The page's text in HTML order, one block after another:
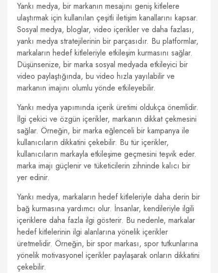
Yankı medya, bir markanın mesajını geniş kitlelere
ulaştırmak için kullanılan çeşitli iletişim kanallarını kapsar.
Sosyal medya, bloglar, video içerikler ve daha fazlası,
yankı medya stratejilerinin bir parçasıdır. Bu platformlar,
markaların hedef kitleleriyle etkileşim kurmasını sağlar.
Düşünsenize, bir marka sosyal medyada etkileyici bir
video paylaştığında, bu video hızla yayılabilir ve
markanın imajını olumlu yönde etkileyebilir.
Yankı medya yapımında içerik üretimi oldukça önemlidir.
İlgi çekici ve özgün içerikler, markanın dikkat çekmesini
sağlar. Örneğin, bir marka eğlenceli bir kampanya ile
kullanıcıların dikkatini çekebilir. Bu tür içerikler,
kullanıcıların markayla etkileşime geçmesini teşvik eder.
marka imajı güçlenir ve tüketicilerin zihninde kalıcı bir
yer edinir.
Yankı medya, markaların hedef kitleleriyle daha derin bir
bağ kurmasına yardımcı olur. İnsanlar, kendileriyle ilgili
içeriklere daha fazla ilgi gösterir. Bu nedenle, markalar
hedef kitlelerinin ilgi alanlarına yönelik içerikler
üretmelidir. Örneğin, bir spor markası, spor tutkunlarına
yönelik motivasyonel içerikler paylaşarak onların dikkatini
çekebilir.